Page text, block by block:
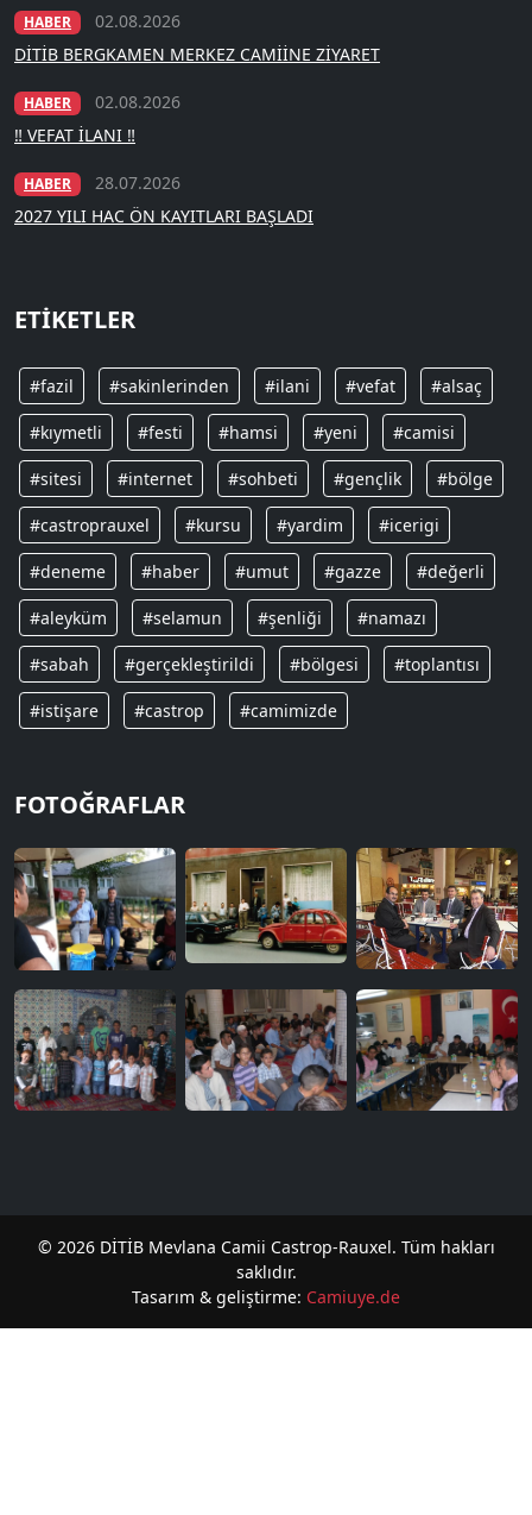
HABER
02.08.2026
DİTİB BERGKAMEN MERKEZ CAMİİNE ZİYARET
HABER
02.08.2026
‼️ VEFAT İLANI ‼️
HABER
28.07.2026
2027 YILI HAC ÖN KAYITLARI BAŞLADI
ETIKETLER
#fazil #sakinlerinden #ilani #vefat #alsaç
#kıymetli #festi #hamsi #yeni #camisi
#sitesi #internet #sohbeti #gençlik #bölge
#castroprauxel #kursu #yardim #icerigi
#deneme #haber #umut #gazze #değerli
#aleyküm #selamun #şenliği #namazı
#sabah #gerçekleştirildi #bölgesi #toplantısı
#istişare #castrop #camimizde
FOTOĞRAFLAR
© 2026 DİTİB Mevlana Camii Castrop-Rauxel. Tüm hakları
saklıdır.
Tasarım & geliştirme: Camiuye.de